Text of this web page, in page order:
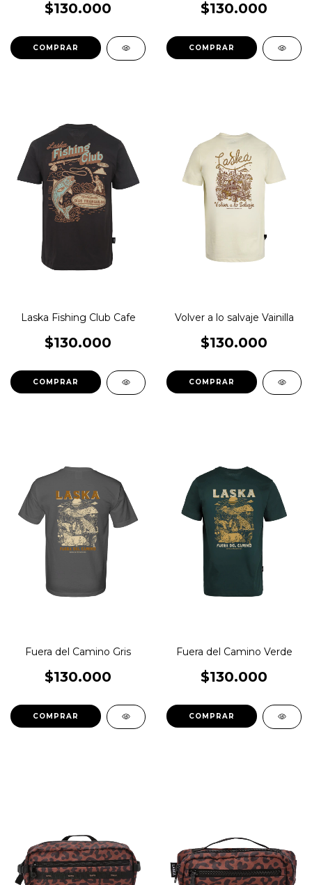
$130.000
COMPRAR
$130.000
COMPRAR
Laska Fishing Club Cafe
$130.000
COMPRAR
Volver a lo salvaje Vainilla
$130.000
COMPRAR
Fuera del Camino Gris
$130.000
COMPRAR
Fuera del Camino Verde
$130.000
COMPRAR